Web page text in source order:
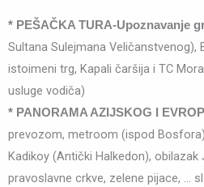
* PEŠAČKA TURA-Upoznavanje
Sultana Sulejmana Veličanstvenog),
istoimeni trg, Kapali čaršija i TC
usluge vodiča)
* PANORAMA AZIJSKOG I
prevozom, metroom (ispod
Kadikoy (Antički Halkedon), obilazak
pravoslavne crkve, zelene pijace, …